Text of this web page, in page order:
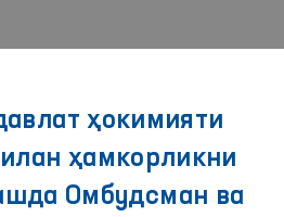
ҳокимияти
ҳамкорликни
Омбудсман ва